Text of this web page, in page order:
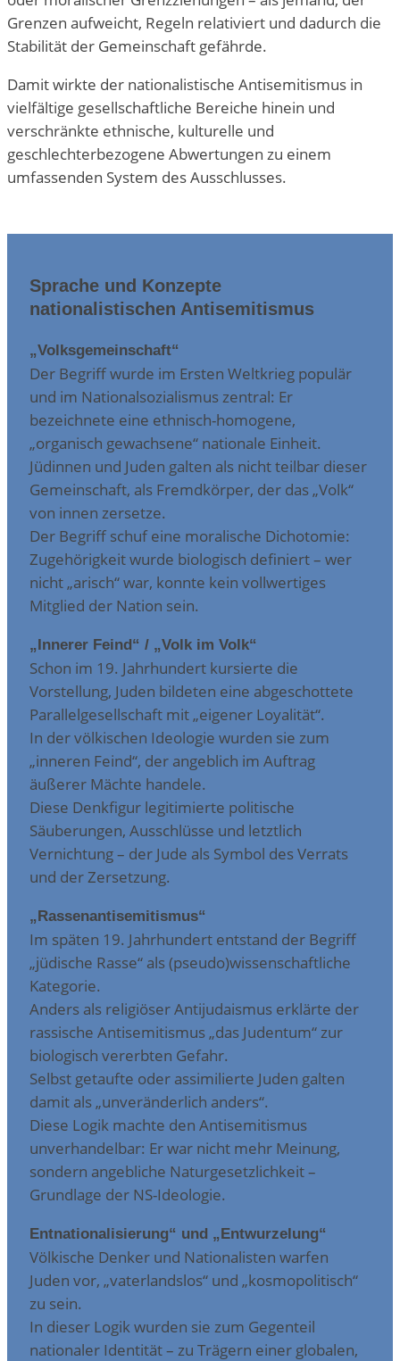
Grenzen aufweicht, Regeln relativiert und dadurch die
Stabilität der Gemeinschaft gefährde.
Damit wirkte der nationalistische Antisemitismus in
vielfältige gesellschaftliche Bereiche hinein und
verschränkte ethnische, kulturelle und
geschlechterbezogene Abwertungen zu einem
umfassenden System des Ausschlusses.
Sprache und Konzepte
nationalistischen Antisemitismus
„Volksgemeinschaft“
Der Begriff wurde im Ersten Weltkrieg populär
und im Nationalsozialismus zentral: Er
bezeichnete eine ethnisch-homogene,
„organisch gewachsene“ nationale Einheit.
Jüdinnen und Juden galten als nicht teilbar dieser
Gemeinschaft, als Fremdkörper, der das „Volk“
von innen zersetze.
Der Begriff schuf eine moralische Dichotomie:
Zugehörigkeit wurde biologisch definiert – wer
nicht „arisch“ war, konnte kein vollwertiges
Mitglied der Nation sein.
„Innerer Feind“ / „Volk im Volk“
Schon im 19. Jahrhundert kursierte die
Vorstellung, Juden bildeten eine abgeschottete
Parallelgesellschaft mit „eigener Loyalität“.
In der völkischen Ideologie wurden sie zum
„inneren Feind“, der angeblich im Auftrag
äußerer Mächte handele.
Diese Denkfigur legitimierte politische
Säuberungen, Ausschlüsse und letztlich
Vernichtung – der Jude als Symbol des Verrats
und der Zersetzung.
„Rassenantisemitismus“
Im späten 19. Jahrhundert entstand der Begriff
„jüdische Rasse“ als (pseudo)wissenschaftliche
Kategorie.
Anders als religiöser Antijudaismus erklärte der
rassische Antisemitismus „das Judentum“ zur
biologisch vererbten Gefahr.
Selbst getaufte oder assimilierte Juden galten
damit als „unveränderlich anders“.
Diese Logik machte den Antisemitismus
unverhandelbar: Er war nicht mehr Meinung,
sondern angebliche Naturgesetzlichkeit –
Grundlage der NS-Ideologie.
Entnationalisierung“ und „Entwurzelung“
Völkische Denker und Nationalisten warfen
Juden vor, „vaterlandslos“ und „kosmopolitisch“
zu sein.
In dieser Logik wurden sie zum Gegenteil
nationaler Identität – zu Trägern einer globalen,